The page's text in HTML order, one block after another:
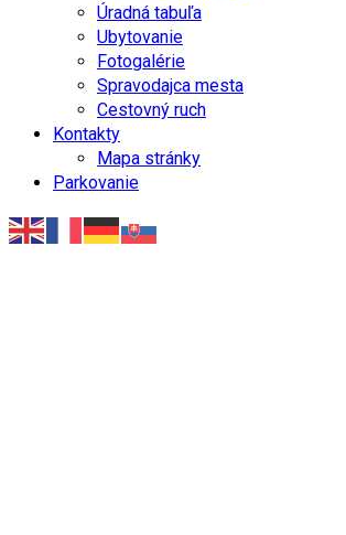
Úradná tabuľa
Ubytovanie
Fotogalérie
Spravodajca mesta
Cestovný ruch
Kontakty
Mapa stránky
Parkovanie